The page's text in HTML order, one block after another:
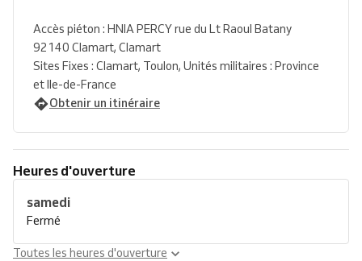
Accès piéton : HNIA PERCY rue du Lt Raoul Batany
92140 Clamart, Clamart
Sites Fixes : Clamart, Toulon, Unités militaires : Province
et Ile-de-France
Obtenir un itinéraire
Heures d'ouverture
samedi
Fermé
Toutes les heures d'ouverture